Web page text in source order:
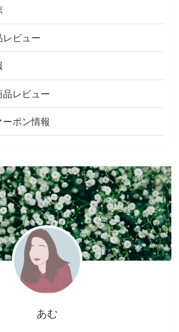
レビュー
品レビュー
ーポン情報
あむ